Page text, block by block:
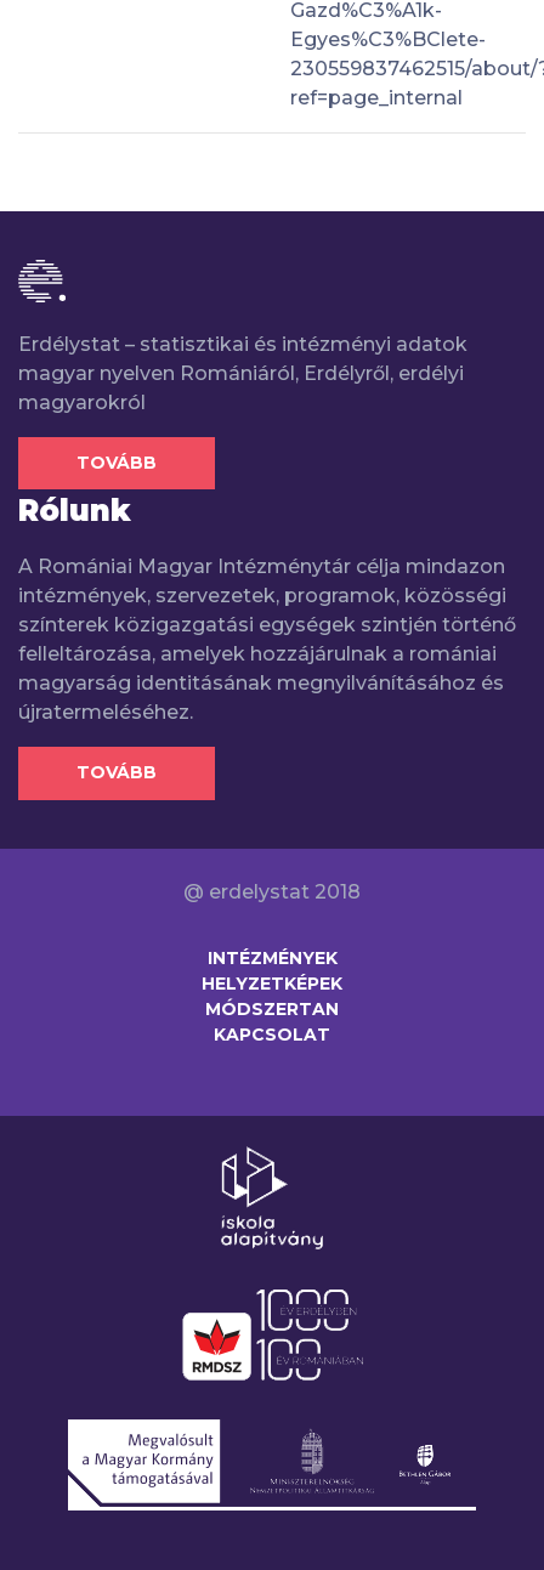
Gazd%C3%A1k-
Egyes%C3%BClete-
230559837462515/about/
ref=page_internal
Erdélystat – statisztikai és intézményi adatok
magyar nyelven Romániáról, Erdélyről, erdélyi
magyarokról
TOVÁBB
Rólunk
A Romániai Magyar Intézménytár célja mindazon
intézmények, szervezetek, programok, közösségi
színterek közigazgatási egységek szintjén történő
felleltározása, amelyek hozzájárulnak a romániai
magyarság identitásának megnyilvánításához és
újratermeléséhez.
TOVÁBB
@ erdelystat 2018
INTÉZMÉNYEK
HELYZETKÉPEK
MÓDSZERTAN
KAPCSOLAT